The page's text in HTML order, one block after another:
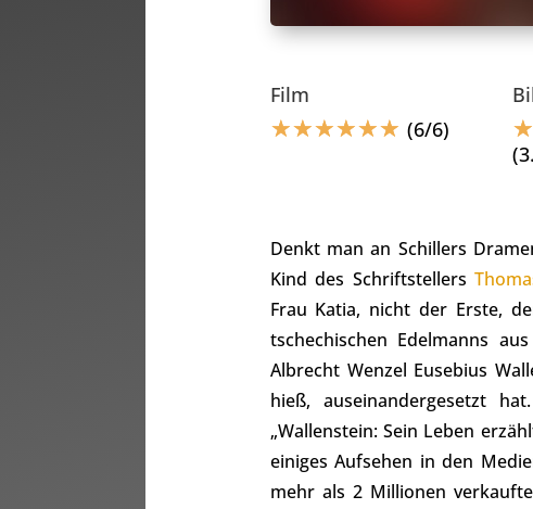
Film
☆☆☆☆☆☆ (6/6) ☆
Denkt man an Schillers
Kind des Schriftstellers
Frau Katia, nicht der Erste,
tschechischen Edelmanns
Albrecht Wenzel Eusebius
hieß, auseinandergesetzt
„Wallenstein: Sein Leben
einiges Aufsehen in den
mehr als 2 Millionen